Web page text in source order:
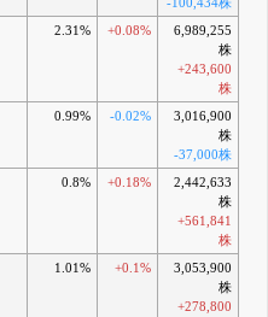
-100,434株
2.31% +0.08%
6,989,255
株
+243,600
株
0.99% -0.02%
3,016,900
株
-37,000株
0.8% +0.18%
2,442,633
株
+561,841
株
1.01% +0.1%
3,053,900
株
+278,800